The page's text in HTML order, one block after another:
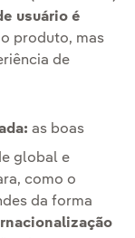
usuário é
produto, mas
de
as boas
global e
como o
da forma